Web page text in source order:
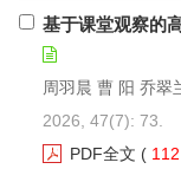
基于课堂观察的
周羽晨 曹 阳 乔翠
2026, 47(7): 73.
PDF全文 ( 112